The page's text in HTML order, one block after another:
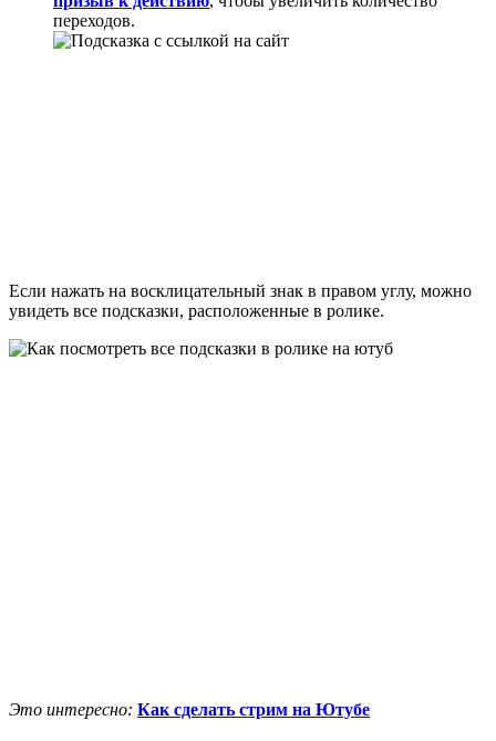
переходов.
Если нажать на восклицательный знак в правом углу, можно
увидеть все подсказки, расположенные в ролике.
Это интересно: Как сделать стрим на Ютубе